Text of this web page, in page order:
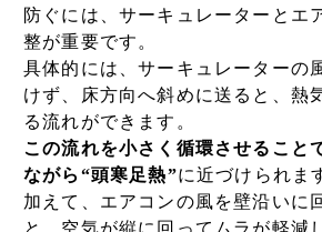
防ぐには、サーキュレーターとエ
整が重要です。
具体的には、サーキュレーターの
けず、床方向へ斜めに送ると、熱
る流れができます。
この流れを小さく循環させること
ながら“頭寒足熱”に近づけられま
加えて、エアコンの風を壁沿いに